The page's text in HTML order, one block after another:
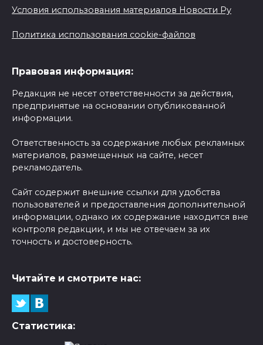
Условия использования материалов Новости Ру
Политика использования cookie-файлов
Правовая информация:
Редакция не несет ответственности за действия,
предпринятые на основании опубликованной
информации.
Ответственность за содержание любых рекламных
материалов, размещенных на сайте, несет
рекламодатель.
Сайт содержит внешние ссылки для удобства
пользователей и предоставления дополнительной
информации, однако их содержание находится вне
контроля редакции, и мы не отвечаем за их
точность и достоверность.
Читайте и смотрите нас:
Статистика: